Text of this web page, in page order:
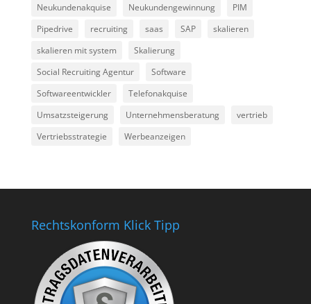
Neukundenakquise
Neukundengewinnung
PIM
Pipedrive
recruiting saas SAP
skalieren
skalieren mit system
Skalierung
Social Recruiting Agentur
Software
Softwareentwickler
Telefonakquise
Umsatzsteigerung
Unternehmensberatung
vertrieb
Vertriebsstrategie
Werbeanzeigen
Rechtskonform Klick Tipp